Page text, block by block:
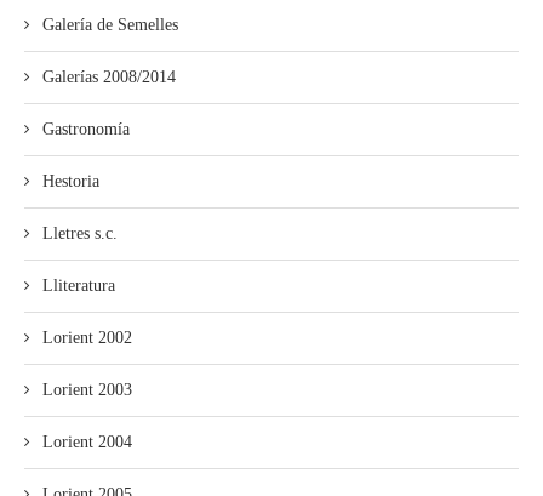
Galería de Semelles
Galerías 2008/2014
Gastronomía
Hestoria
Lletres s.c.
Lliteratura
Lorient 2002
Lorient 2003
Lorient 2004